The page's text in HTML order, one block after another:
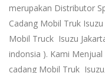
merupakan Distributor
Cadang Mobil Truk
Mobil Truck Isuzu
indonsia ). Kami
cadang Mobil Truk